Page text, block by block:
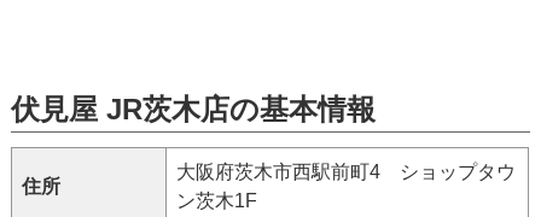
伏見屋 JR茨木店の基本情報
住所
大阪府茨木市西駅前町4 ショップタウ
ン茨木1F